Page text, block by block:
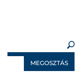
MEGOSZTÁS